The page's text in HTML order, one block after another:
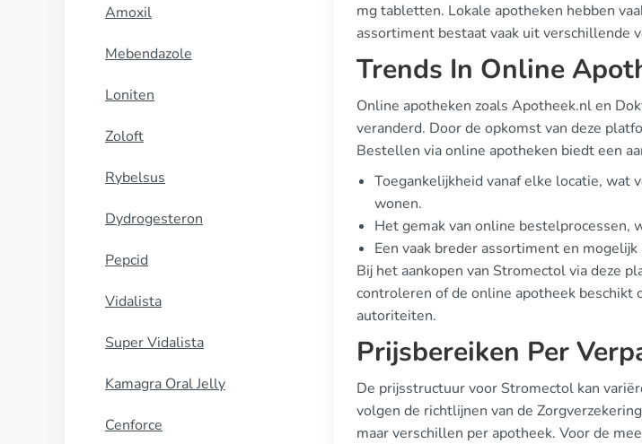
Amoxil
Mebendazole
Loniten
Zoloft
Rybelsus
Dydrogesteron
Pepcid
Vidalista
Super Vidalista
Kamagra Oral Jelly
Cenforce
mg tabletten. Lokale apotheken hebben
assortiment bestaat vaak uit verschillende
Trends In Online
Online apotheken zoals Apotheek.nl en
veranderd. Door de opkomst van deze
Bestellen via online apotheken biedt een
Toegankelijkheid vanaf elke locatie, wat
wonen.
Het gemak van online bestelprocessen,
Een vaak breder assortiment en
Bij het aankopen van Stromectol via deze
controleren of de online apotheek beschikt
autoriteiten.
Prijsbereiken Per
De prijsstructuur voor Stromectol kan
volgen de richtlijnen van de
maar verschillen per apotheek. Voor de